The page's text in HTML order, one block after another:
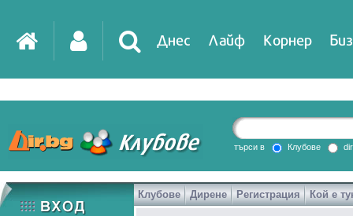
Днес Лайф Корнер
DirTV Impressio
Games
търси в Клубове
Клубове Дирене Регистрация Кой е